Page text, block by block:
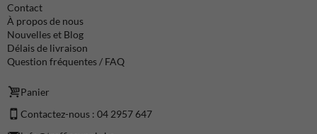
Contact
À propos de nous
Nouvelles et Blog
Délais de livraison
Question fréquentes / FAQ
Panier
Contactez-nous : 04 2957 647